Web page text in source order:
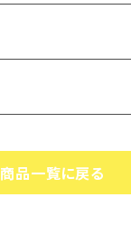
商品一覧に戻る